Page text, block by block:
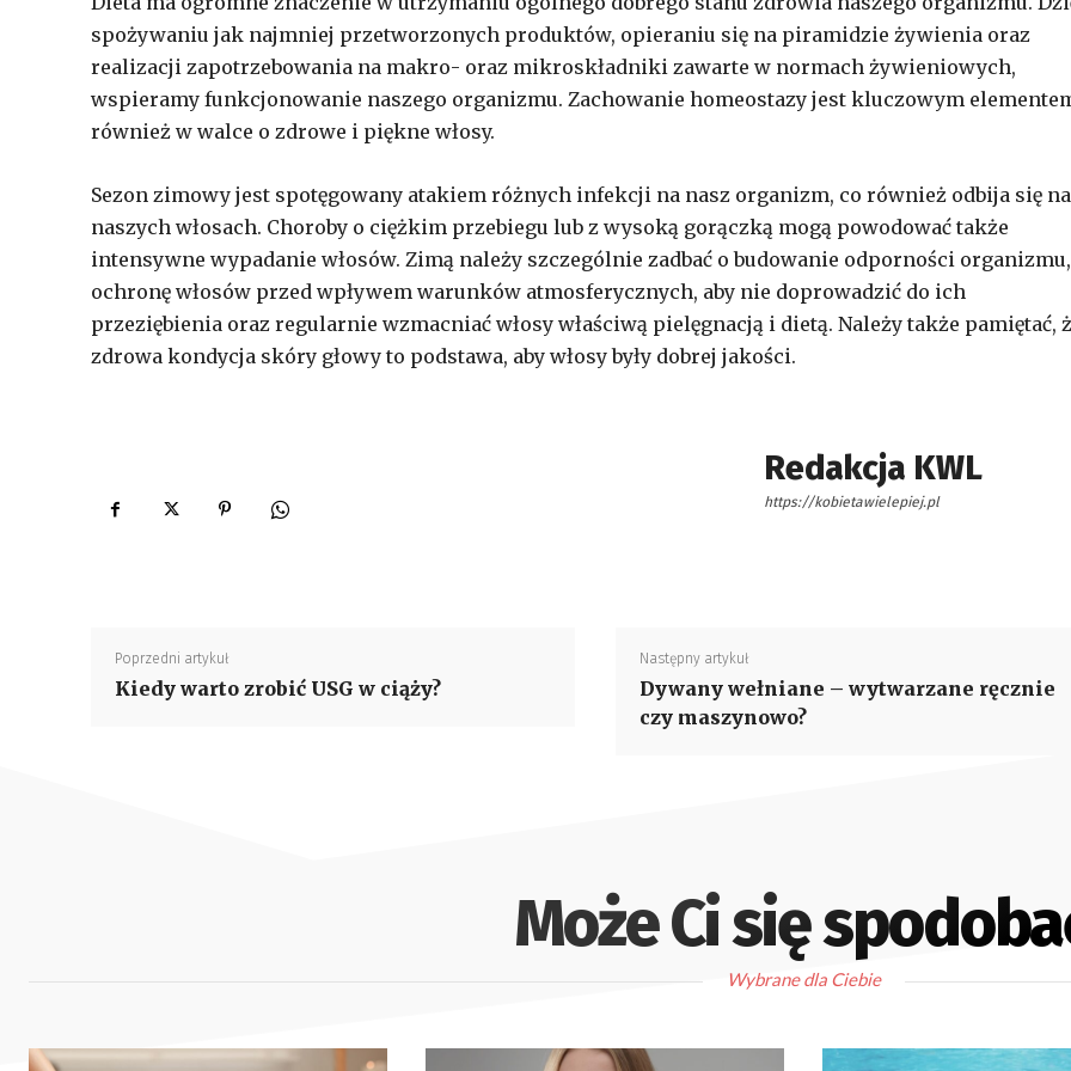
spożywaniu jak najmniej przetworzonych produktów, opieraniu się na piramidzie żywienia oraz
realizacji zapotrzebowania na makro- oraz mikroskładniki zawarte w normach żywieniowych,
wspieramy funkcjonowanie naszego organizmu. Zachowanie homeostazy jest kluczowym
również w walce o zdrowe i piękne włosy.
Sezon zimowy jest spotęgowany atakiem różnych infekcji na nasz organizm, co również odbija się na
naszych włosach. Choroby o ciężkim przebiegu lub z wysoką gorączką mogą powodować także
intensywne wypadanie włosów. Zimą należy szczególnie zadbać o budowanie odporności organizmu,
ochronę włosów przed wpływem warunków atmosferycznych, aby nie doprowadzić do ich
przeziębienia oraz regularnie wzmacniać włosy właściwą pielęgnacją i dietą. Należy także pamiętać,
zdrowa kondycja skóry głowy to podstawa, aby włosy były dobrej jakości.
Redakcja KWL
https://kobietawielepiej.pl
Poprzedni artykuł
Kiedy warto zrobić USG w ciąży?
Następny artykuł
Dywany wełniane – wytwarzane ręcznie
czy maszynowo?
Może Ci się
Wybrane dla Ciebie